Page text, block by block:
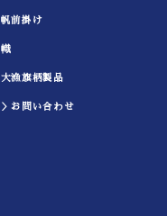
帆前掛け
幟
大漁旗柄製品
＞お問い合わせ